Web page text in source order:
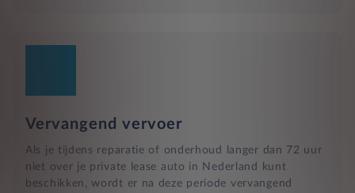
Vervangend vervoer
Als je tijdens reparatie of onderhoud langer dan 72 uur
niet over je private lease auto in Nederland kunt
beschikken, wordt er na deze periode vervangend